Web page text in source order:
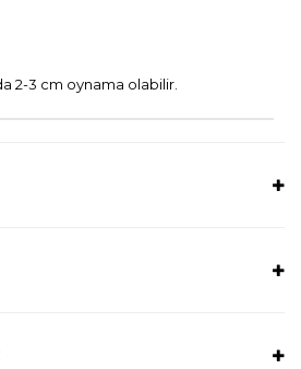
2-3 cm oynama olabilir.